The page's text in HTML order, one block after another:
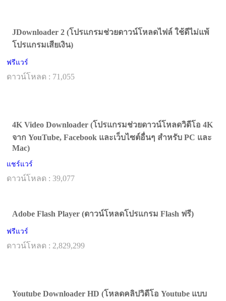
JDownloader 2 (โปรแกรมช่วยดาวน์โหลดไฟล์ ใช้ดีไม่แพ้
โปรแกรมเสียเงิน)
ฟรีแวร์
ดาวน์โหลด : 71,055
4K Video Downloader (โปรแกรมช่วยดาวน์โหลดวิดีโอ 4K
จาก YouTube, Facebook และเว็บไซต์อื่นๆ สำหรับ PC และ
Mac)
แชร์แวร์
ดาวน์โหลด : 39,077
Adobe Flash Player (ดาวน์โหลดโปรแกรม Flash ฟรี)
ฟรีแวร์
ดาวน์โหลด : 2,829,299
Youtube Downloader HD (โหลดคลิปวิดีโอ Youtube แบบ